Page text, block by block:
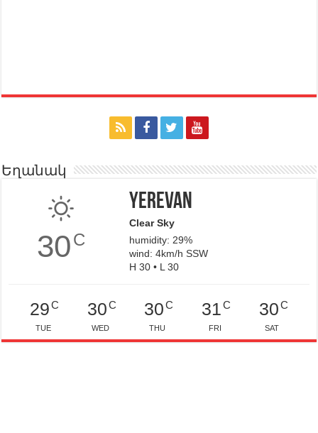
Եղանակ
30C
Yerevan
Clear Sky
humidity: 29%
wind: 4km/h SSW
H 30 • L 30
29C
TUE
30C
WED
30 C
THU
31C
FRI
30C
SAT